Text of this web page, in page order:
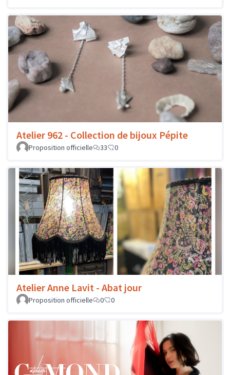
Atelier 962 - Collection de bijoux Pépite
Proposition officielle 33 0
Atelier Anne Lavit - Abat jour
Proposition officielle 0 0